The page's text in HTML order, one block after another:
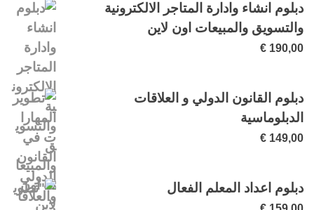
دبلوم انشاء وادارة المتاجر الالكترونية
والتسويق والمبيعات اون لاين
€ 190,00
دبلوم القانون الدولي و العلاقات
الدبلوماسية
€ 149,00
دبلوم اعداد المعلم الفعال